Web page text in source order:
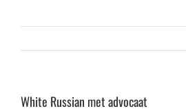
White Russian met advocaat